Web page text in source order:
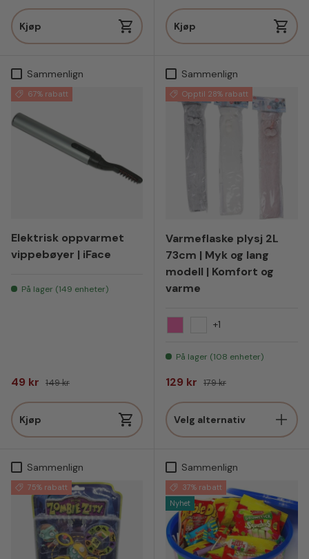
Kjøp Kjøp
Sammenlign
67% rabatt
Elektrisk oppvarmet
vippebøyer | iFace
På lager (149 enheter)
Salgspris
49 kr Vanlig pris
149 kr
Kjøp
Sammenlign
Opptil 28% rabatt
Varmeflaske plysj 2L
73cm | Myk og lang
modell | Komfort og
varme
+1
På lager (108 enheter)
Salgspris
129 kr Vanlig pris
179 kr
Velg alternativ
Sammenlign
75% rabatt
Sammenlign
37% rabatt
Nyhet